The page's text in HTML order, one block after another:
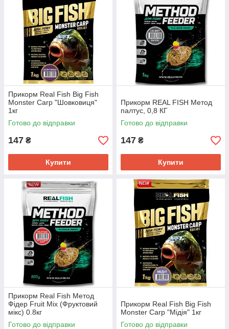
Прикорм Real Fish Big Fish
Monster Carp "Шовковиця"
1кг
Готово до відправки
147 ₴
Купити
Прикорм REAL FISH Метод
палтус, 0,8 КГ
Готово до відправки
147 ₴
Купити
Прикорм Real Fish Метод
Фідер Fruit Mix (Фруктовий
мікс) 0.8кг
Готово до відправки
Прикорм Real Fish Big Fish
Monster Carp "Мідія" 1кг
Готово до відправки